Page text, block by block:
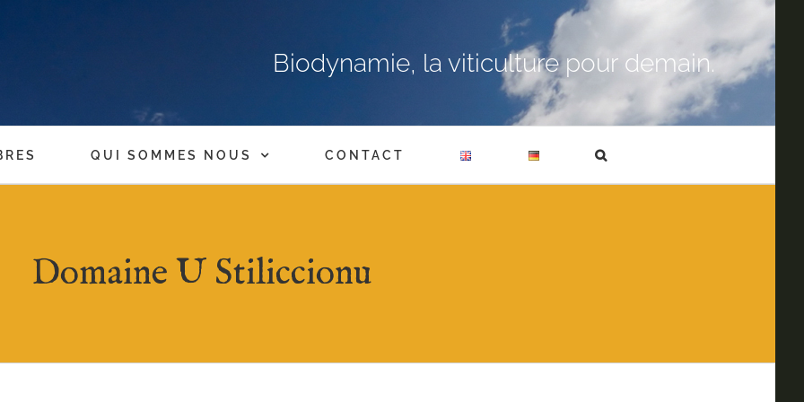
Biodynamie, la viticulture pour demain.
QUI SOMMES NOUS CONTACT
Domaine U Stiliccionu